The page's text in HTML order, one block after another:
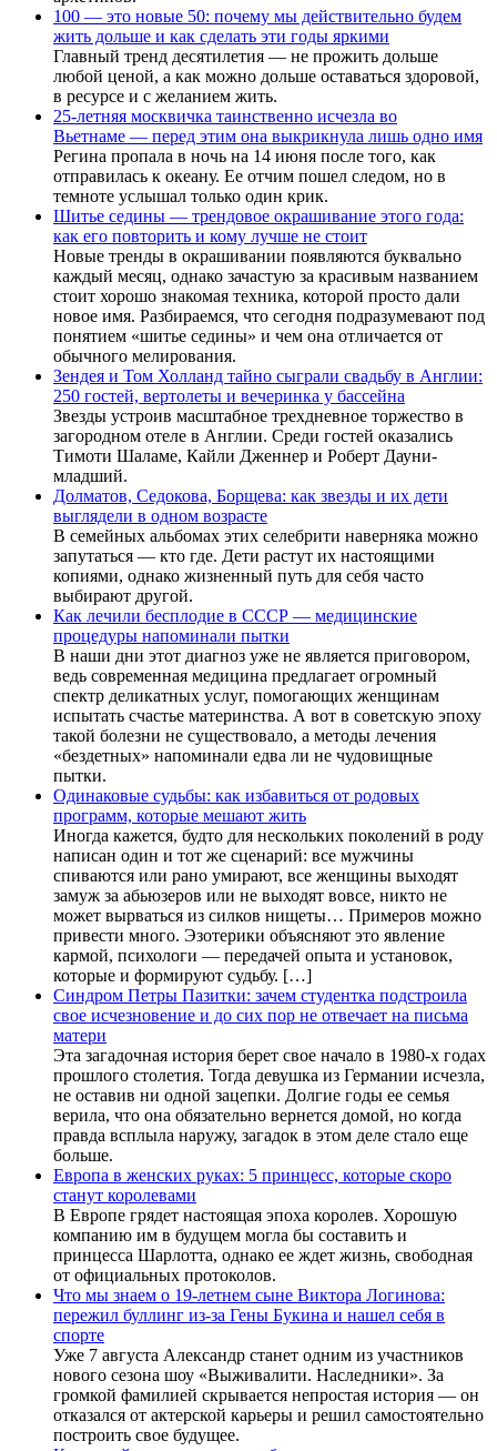
100 — это новые 50: почему мы действительно будем
жить дольше и как сделать эти годы яркими
Главный тренд десятилетия — не прожить дольше
любой ценой, а как можно дольше оставаться здоровой,
в ресурсе и с желанием жить.
25-летняя москвичка таинственно исчезла во
Вьетнаме — перед этим она выкрикнула лишь одно имя
Регина пропала в ночь на 14 июня после того, как
отправилась к океану. Ее отчим пошел следом, но в
темноте услышал только один крик.
Шитье седины — трендовое окрашивание этого года:
как его повторить и кому лучше не стоит
Новые тренды в окрашивании появляются буквально
каждый месяц, однако зачастую за красивым названием
стоит хорошо знакомая техника, которой просто дали
новое имя. Разбираемся, что сегодня подразумевают под
понятием «шитье седины» и чем она отличается от
обычного мелирования.
Зендея и Том Холланд тайно сыграли свадьбу в Англии:
250 гостей, вертолеты и вечеринка у бассейна
Звезды устроив масштабное трехдневное торжество в
загородном отеле в Англии. Среди гостей оказались
Тимоти Шаламе, Кайли Дженнер и Роберт Дауни-
младший.
Долматов, Седокова, Борщева: как звезды и их дети
выглядели в одном возрасте
В семейных альбомах этих селебрити наверняка можно
запутаться — кто где. Дети растут их настоящими
копиями, однако жизненный путь для себя часто
выбирают другой.
Как лечили бесплодие в СССР — медицинские
процедуры напоминали пытки
В наши дни этот диагноз уже не является приговором,
ведь современная медицина предлагает огромный
спектр деликатных услуг, помогающих женщинам
испытать счастье материнства. А вот в советскую эпоху
такой болезни не существовало, а методы лечения
«бездетных» напоминали едва ли не чудовищные
пытки.
Одинаковые судьбы: как избавиться от родовых
программ, которые мешают жить
Иногда кажется, будто для нескольких поколений в роду
написан один и тот же сценарий: все мужчины
спиваются или рано умирают, все женщины выходят
замуж за абьюзеров или не выходят вовсе, никто не
может вырваться из силков нищеты… Примеров можно
привести много. Эзотерики объясняют это явление
кармой, психологи — передачей опыта и установок,
которые и формируют судьбу. […]
Синдром Петры Пазитки: зачем студентка подстроила
свое исчезновение и до сих пор не отвечает на письма
матери
Эта загадочная история берет свое начало в 1980-х годах
прошлого столетия. Тогда девушка из Германии исчезла,
не оставив ни одной зацепки. Долгие годы ее семья
верила, что она обязательно вернется домой, но когда
правда всплыла наружу, загадок в этом деле стало еще
больше.
Европа в женских руках: 5 принцесс, которые скоро
станут королевами
В Европе грядет настоящая эпоха королев. Хорошую
компанию им в будущем могла бы составить и
принцесса Шарлотта, однако ее ждет жизнь, свободная
от официальных протоколов.
Что мы знаем о 19-летнем сыне Виктора Логинова:
пережил буллинг из-за Гены Букина и нашел себя в
спорте
Уже 7 августа Александр станет одним из участников
нового сезона шоу «Выживалити. Наследники». За
громкой фамилией скрывается непростая история — он
отказался от актерской карьеры и решил самостоятельно
построить свое будущее.